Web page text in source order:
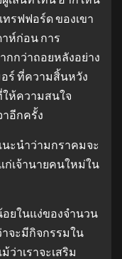
รฟฟอร์ด ของเขา
ห์ก่อน การ
กกว่าถอยหลังอย่าง
ร์ ที่ความสิ้นหวัง
ห้ความสนใจ
าอีกครั้ง
นะนำว่ามกราคมจะ
ก่เจ้านายคนใหม่ใน
อยในแง่ของจำนวน
าจะมีกิจกรรมใน
าเราจะเสริม